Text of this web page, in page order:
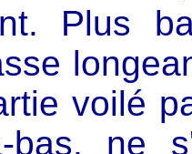
Plus
voilé
bas, ne